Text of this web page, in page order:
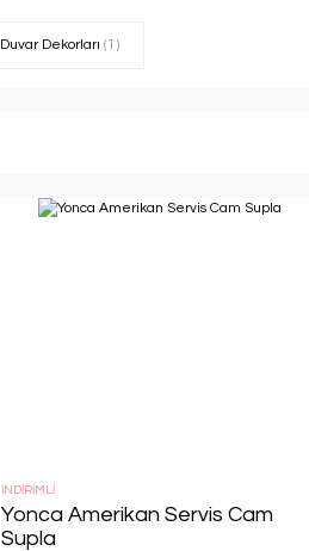
Duvar Dekorları (1)
İNDİRİMLİ
Yonca Amerikan Servis Cam
Supla